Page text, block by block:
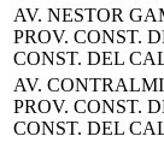
AV. NESTOR
PROV. CONST.
CONST. DEL
AV.
PROV. CONST.
CONST. DEL